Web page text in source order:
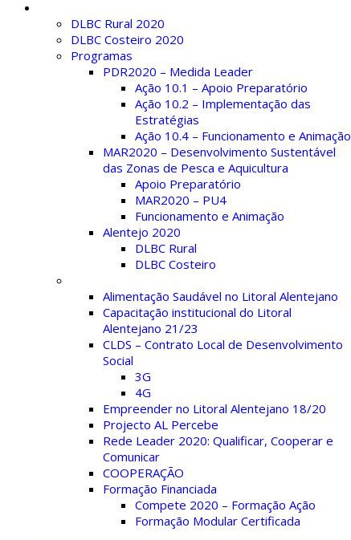
DLBC Rural 2020
DLBC Costeiro 2020
Programas
PDR2020 – Medida Leader
Ação 10.1 – Apoio Preparatório
Ação 10.2 – Implementação das
Estratégias
Ação 10.4 – Funcionamento e Animação
MAR2020 – Desenvolvimento Sustentável
das Zonas de Pesca e Aquicultura
Apoio Preparatório
MAR2020 – PU4
Funcionamento e Animação
Alentejo 2020
DLBC Rural
DLBC Costeiro
Alimentação Saudável no Litoral Alentejano
Capacitação institucional do Litoral
Alentejano 21/23
CLDS – Contrato Local de Desenvolvimento
Social
3G
4G
Empreender no Litoral Alentejano 18/20
Projecto AL Percebe
Rede Leader 2020: Qualificar, Cooperar e
Comunicar
COOPERAÇÃO
Formação Financiada
Compete 2020 – Formação Ação
Formação Modular Certificada